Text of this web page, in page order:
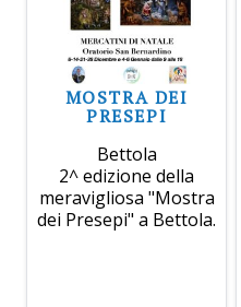
MOSTRA DEI
PRESEPI
Bettola
2^ edizione della
meravigliosa "Mostra
dei Presepi" a Bettola.